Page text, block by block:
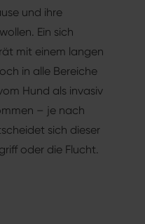
und ihre
Ein sich
mit einem langen
in alle Bereiche
Hund als invasiv
– je nach
sich dieser
oder die Flucht.